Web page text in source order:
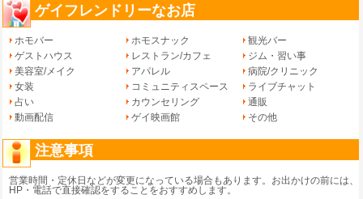
ゲイフレンドリーなお店
ホモバー ホモスナック
観光バー
ゲストハウス
レストラン/カフェ
ジム・習い事
美容室/メイク
アパレル
病院/クリニック
女装
コミュニティスペース
ライブチャット
占い
カウンセリング
通販
動画配信
ゲイ映画館 その他
注意事項
営業時間・定休日などが変更になっている場合もあります。お出かけの前には、
HP・電話で直接確認をすることをおすすめします。